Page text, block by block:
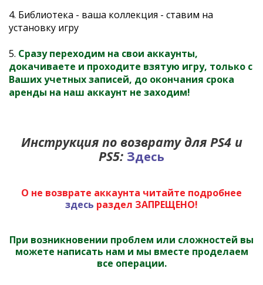
4. Библиотека - ваша коллекция - ставим на
установку игру
5. Сразу переходим на свои аккаунты,
докачиваете и проходите взятую игру, только с
Ваших учетных записей, до окончания срока
аренды на наш аккаунт не заходим!
Инструкция по возврату для PS4 и
PS5: Здесь
О не возврате аккаунта читайте подробнее
здесь раздел ЗАПРЕЩЕНО!
При возникновении проблем или сложностей вы
можете написать нам и мы вместе проделаем
все операции.